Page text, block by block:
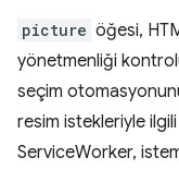
picture öğesi,
yönetmenliği
seçim
resim istekleriyle
ServiceWorker,